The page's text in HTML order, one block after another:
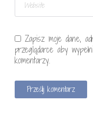
Zapisz moje dane,
przeglądarce aby
komentarzy.